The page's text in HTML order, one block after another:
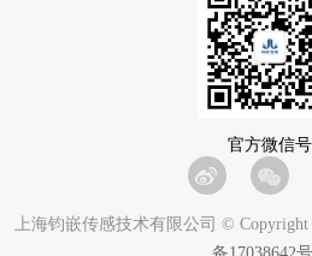
官方微信号
上海钧嵌传感技术有限公司 © Copyright